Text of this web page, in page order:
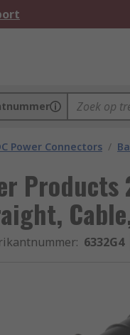
Power Connectors /
Products
: 6332G4